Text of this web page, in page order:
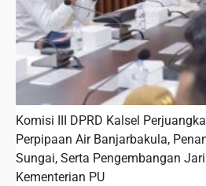
Komisi III DPRD Kalsel
Perpipaan Air Banjarbakula,
Sungai, Serta Pengembangan
Kementerian PU